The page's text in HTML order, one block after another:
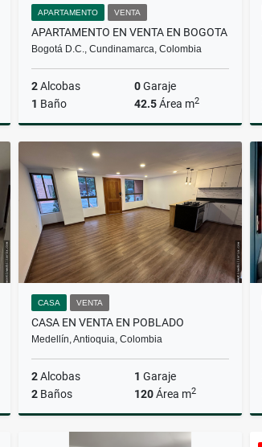
APARTAMENTO VENTA
APARTAMENTO EN VENTA EN BOGOTA
Bogotá D.C., Cundinamarca, Colombia
2Alcobas 0Garaje
1 Baño 42.5Área m2
$245.000.000
CASA VENTA
CASA EN VENTA EN POBLADO
Medellín, Antioquia, Colombia
2Alcobas 1 Garaje
2 Baños 120Área m2